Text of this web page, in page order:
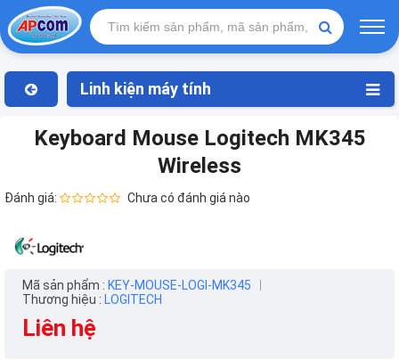
Linh kiện máy tính
Keyboard Mouse Logitech MK345
Wireless
Đánh giá: Chưa có đánh giá nào
Mã sản phẩm : KEY-MOUSE-LOGI-MK345
Thương hiệu : LOGITECH
Liên hệ